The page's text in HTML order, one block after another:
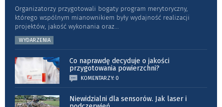
Organizatorzy przygotowali bogaty program merytoryczny,
którego wspólnym mianownikiem były wydajność realizacji
projektów, jakość wykonania oraz
WYDARZENIA
Co naprawdę decyduje o jakości
przygotowania powierzchni?
KOMENTARZY: 0
Niewidzialni dla sensorów. Jak laser i